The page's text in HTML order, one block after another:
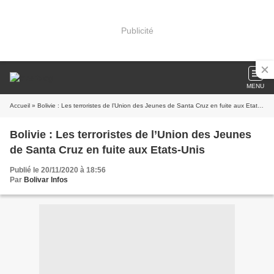
Publicité
MENU
Accueil » Bolivie : Les terroristes de l’Union des Jeunes de Santa Cruz en fuite aux Etats-Unis
Bolivie : Les terroristes de l’Union des Jeunes
de Santa Cruz en fuite aux Etats-Unis
Publié le 20/11/2020 à 18:56
Par Bolivar Infos